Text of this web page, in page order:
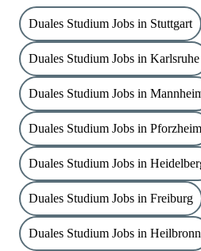
Duales Studium Jobs in Stuttgart
Duales Studium Jobs in Karlsruhe
Duales Studium Jobs in
Duales Studium Jobs in Pforzheim
Duales Studium Jobs in
Duales Studium Jobs in Freiburg
Duales Studium Jobs in Heilbronn